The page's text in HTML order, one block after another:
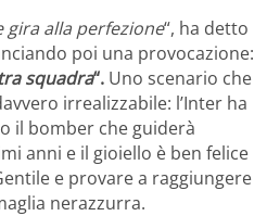
gira alla perfezione“, ha detto
poi una provocazione:
squadra“. Uno scenario che
irrealizzabile: l’Inter ha
il bomber che guiderà
anni e il gioiello è ben felice
e provare a raggiungere
nerazzurra.